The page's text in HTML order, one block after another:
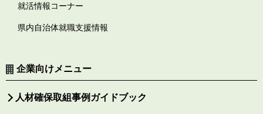
就活情報コーナー
県内自治体就職支援情報
企業向けメニュー
人材確保取組事例ガイドブック